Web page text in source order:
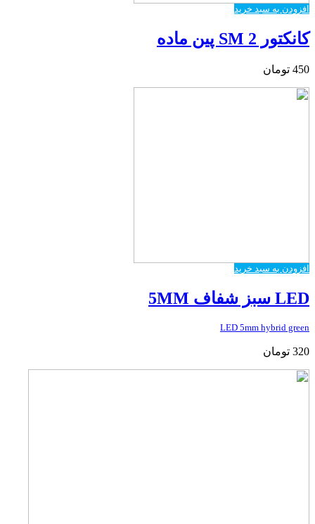
افزودن به سبد خرید
کانکتور SM 2 پین ماده
450 تومان
افزودن به سبد خرید
LED سبز شفاف 5MM
LED 5mm hybrid green
320 تومان